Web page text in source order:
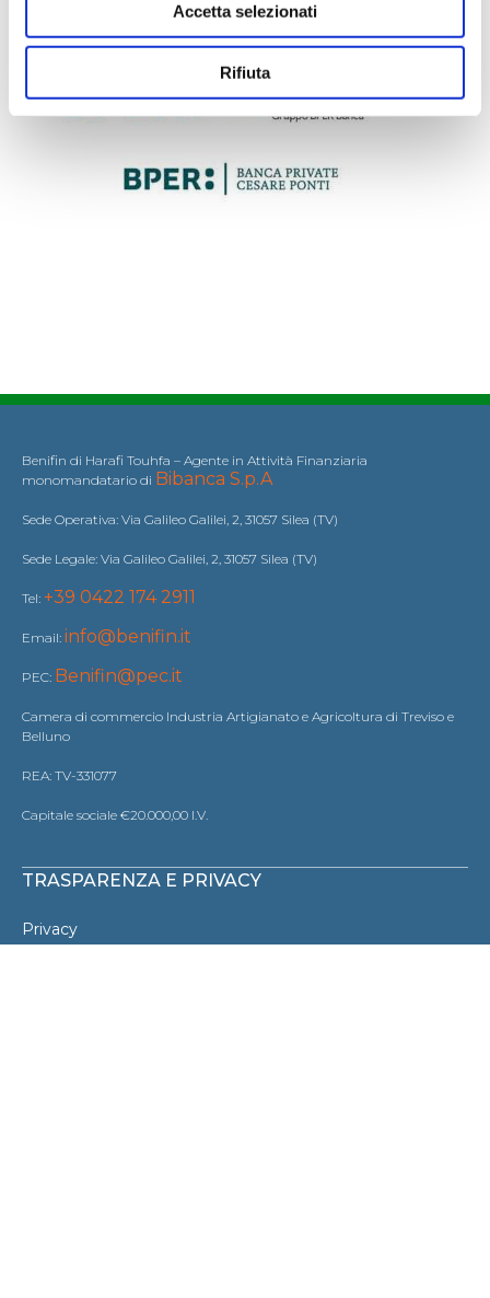
Accetta selezionati
Rifiuta
Benifin di Harafi Touhfa – Agente in Attività Finanziaria
monomandatario di Bibanca S.p.A
Sede Operativa: Via Galileo Galilei, 2, 31057 Silea (TV)
Sede Legale: Via Galileo Galilei, 2, 31057 Silea (TV)
Tel: +39 0422 174 2911
Email: info@benifin.it
PEC: Benifin@pec.it
Camera di commercio Industria Artigianato e Agricoltura di Treviso e
Belluno
REA: TV-331077
Capitale sociale €20.000,00 I.V.
TRASPARENZA E PRIVACY
Privacy